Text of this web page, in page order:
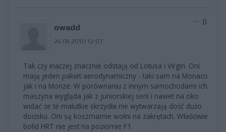
owadd
26.09.2010 12:07
0
Tak czy inaczej znacznie odstają od Lotusa i Virgin. Oni
mają jeden pakiet aerodynamiczny - taki sam na Monaco
jak i na Monze. W porównaniu z innym samochodami ich
maszyna wygląda jak z juniorskiej serii i nawet na oko
widać że te malutkie skrzydła nie wytwarzają dość dużo
docisku. Oni są koszmarnie wolni na zakrętach. Właściwie
bolid HRT nie jest na poziomie F1